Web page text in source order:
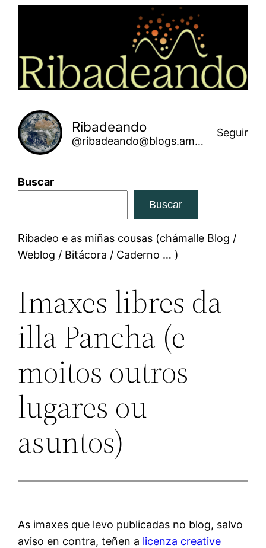
Ribadeando
@ribadeando@blogs.amarinha.gal
Seguir
Buscar
Buscar
Ribadeo e as miñas cousas (chámalle Blog /
Weblog / Bitácora / Caderno … )
Imaxes libres da
illa Pancha (e
moitos outros
lugares ou
asuntos)
As imaxes que levo publicadas no blog, salvo
aviso en contra, teñen a licenza creative